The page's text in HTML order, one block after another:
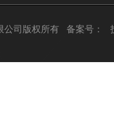
公司版权所有 备案号：